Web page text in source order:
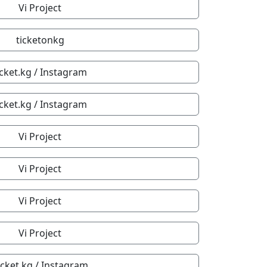
Vi Project
ticketonkg
/ Instagram
/ Instagram
Vi Project
Vi Project
Vi Project
Vi Project